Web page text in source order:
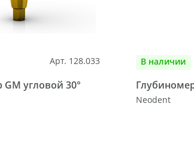
Арт. 128.033
угловой 30°
В наличии
Neodent